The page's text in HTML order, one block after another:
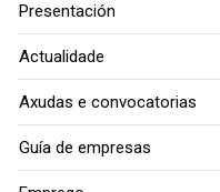
Presentación
Actualidade
Axudas e convocatorias
Guía de empresas